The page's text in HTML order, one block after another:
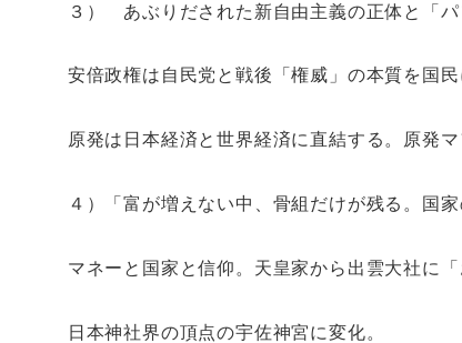
３） あぶりだされた新自由主義の正体と「パ
安倍政権は自民党と戦後「権威」の本質
原発は日本経済と世界経済に直結する。原発
４）「富が増えない中、骨組だけが残る。国
マネーと国家と信仰。天皇家から出雲大社に「
日本神社界の頂点の宇佐神宮に変化。